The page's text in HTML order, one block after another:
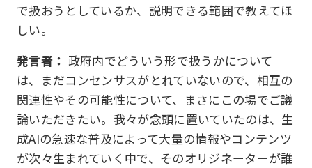
で扱おうとしているか、説明できる範囲で教えてほ
しい。
発言者： 政府内でどういう形で扱うかについて
は、まだコンセンサスがとれていないので、相互の
関連性やその可能性について、まさにこの場でご議
論いただきたい。我々が念頭に置いていたのは、生
成AIの急速な普及によって大量の情報やコンテンツ
が次々生まれていく中で、そのオリジネーターが誰